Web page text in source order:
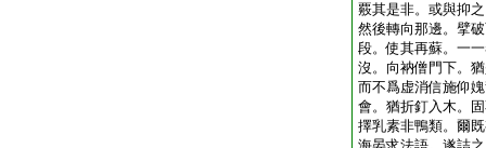
覈其是非。或與抑
然後轉向那邊。擘
段。使其再蘇。一
沒。向衲僧門下。
而不爲虚消信施仰
會。猶折釘入木。
擇乳素非鴨類。爾